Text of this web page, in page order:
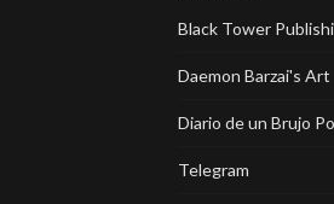
Black Tower
Daemon Barzai's Art
Diario de un Brujo
Telegram